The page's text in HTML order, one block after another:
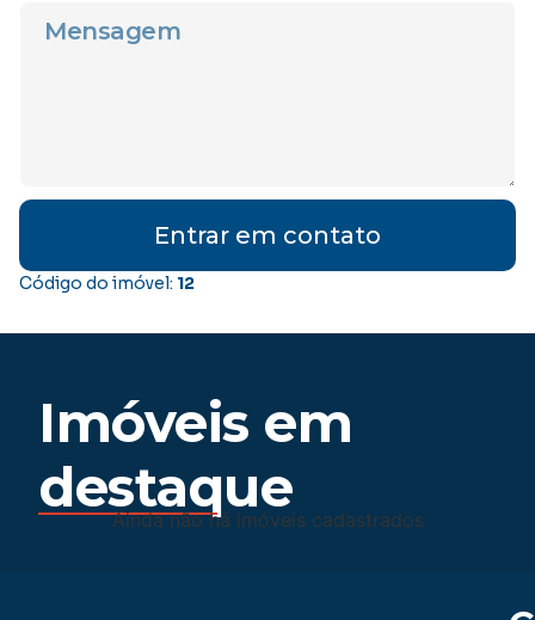
Entrar em contato
Código do imóvel: 12
Imóveis em
destaque
Ainda não há imóveis cadastrados